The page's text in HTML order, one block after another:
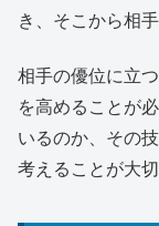
き、そこから相
相手の優位に立
を高めることが
いるのか、その
考えることが大